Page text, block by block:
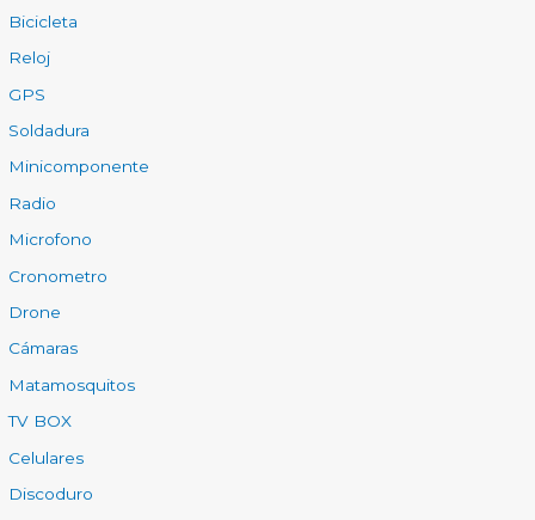
Bicicleta
Reloj
GPS
Soldadura
Minicomponente
Radio
Microfono
Cronometro
Drone
Cámaras
Matamosquitos
TV BOX
Celulares
Discoduro